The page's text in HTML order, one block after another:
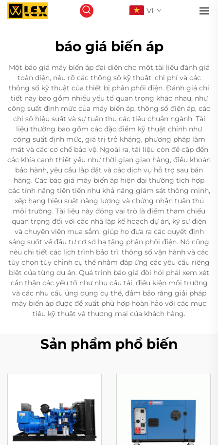
VI
báo giá biến áp
Một báo giá máy biến áp đại diện cho một tài liệu đánh giá
toàn diện, nêu rõ các thông số kỹ thuật, chi phí và các
thông số kỹ thuật của thiết bị phân phối điện. Đánh giá chi
tiết này bao gồm nhiều yếu tố quan trọng khác nhau, như
công suất định mức của máy biến áp, thông số điện áp, các
chỉ số hiệu suất và sự tuân thủ các tiêu chuẩn ngành. Tài
liệu thường bao gồm các đặc điểm kỹ thuật chính như
công suất định mức, giá trị trở kháng, phương pháp làm
mát và các cơ chế bảo vệ. Ngoài ra, tài liệu còn đề cập đến
các khía cạnh thiết yếu như thời gian giao hàng, điều khoản
bảo hành, yêu cầu lắp đặt và các dịch vụ hỗ trợ sau bán
hàng. Các báo giá máy biến áp hiện đại thường tích hợp
các tính năng tiên tiến như khả năng giám sát thông minh,
xếp hạng hiệu suất năng lượng và chứng nhận tuân thủ
môi trường. Tài liệu này đóng vai trò là điểm tham chiếu
quan trọng đối với các nhà lập kế hoạch dự án, kỹ sư điện
và chuyên viên mua sắm, giúp họ đưa ra các quyết định
sáng suốt về đầu tư cơ sở hạ tầng phân phối điện. Nó cũng
nêu chi tiết các lịch trình bảo trì, thông số vận hành và các
tùy chọn tùy chỉnh cụ thể nhằm đáp ứng các yêu cầu riêng
biệt của từng dự án. Quá trình báo giá đòi hỏi phải xem xét
cẩn thận các yếu tố như nhu cầu tải, điều kiện môi trường
và các nhu cầu ứng dụng cụ thể, đảm bảo rằng giải pháp
máy biến áp được đề xuất phù hợp hoàn hảo với các mục
tiêu kỹ thuật và thương mại của khách hàng.
Sản phẩm phổ biến